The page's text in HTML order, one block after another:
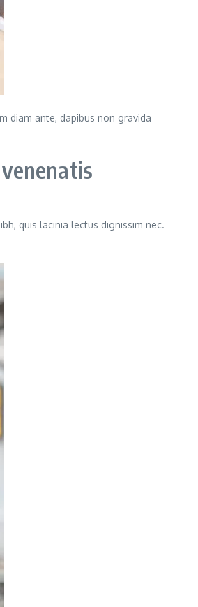
diam ante, dapibus non gravida
quis lacinia lectus dignissim nec.